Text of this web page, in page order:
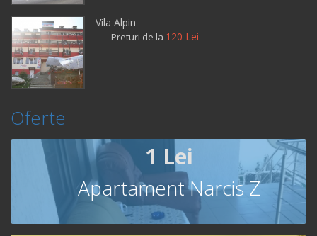
Vila Alpin
Preturi de la 120 Lei
Oferte
1 Lei
Apartament Narcis Z